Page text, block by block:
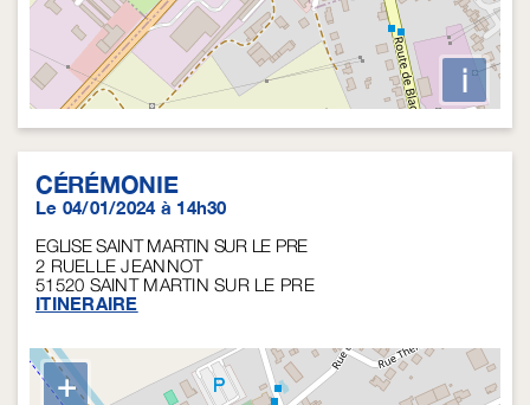
i
CÉRÉMONIE
Le 04/01/2024 à 14h30
EGLISE SAINT MARTIN SUR LE PRE
2 RUELLE JEANNOT
51520 SAINT MARTIN SUR LE PRE
ITINERAIRE
+